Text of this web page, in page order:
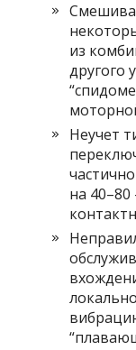
из
другого
Неучет
на